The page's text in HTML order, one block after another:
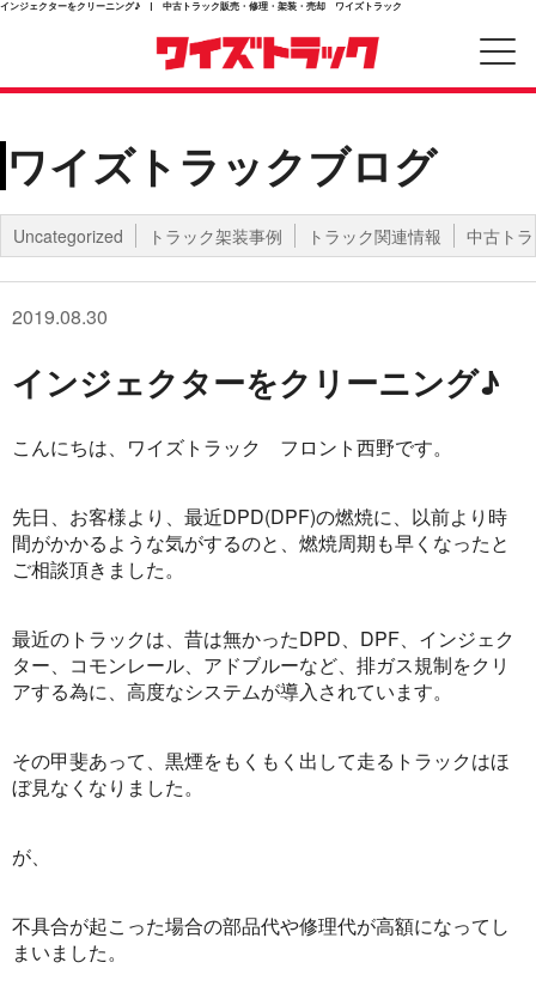
インジェクターをクリーニング♪ | 中古トラック販売・修理・架装・売却 ワイズトラック
ワイズトラックブログ
Uncategorized トラック架装事例 トラック関連情報 中古ト
2019.08.30
インジェクターをクリーニング♪
こんにちは、ワイズトラック フロント西野です。
先日、お客様より、最近DPD(DPF)の燃焼に、以前より時
間がかかるような気がするのと、燃焼周期も早くなったと
ご相談頂きました。
最近のトラックは、昔は無かったDPD、DPF、インジェク
ター、コモンレール、アドブルーなど、排ガス規制をクリ
アする為に、高度なシステムが導入されています。
その甲斐あって、黒煙をもくもく出して走るトラックはほ
ぼ見なくなりました。
が、
不具合が起こった場合の部品代や修理代が高額になってし
まいました。